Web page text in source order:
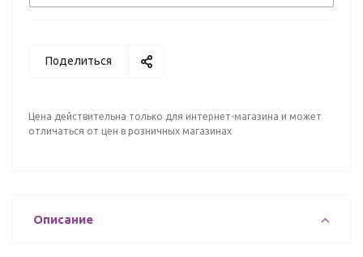
Поделиться
Цена действительна только для интернет-магазина и может
отличаться от цен в розничных магазинах
Описание